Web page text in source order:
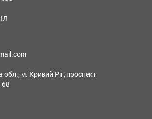
обл., м. Кривий Ріг, проспект
68